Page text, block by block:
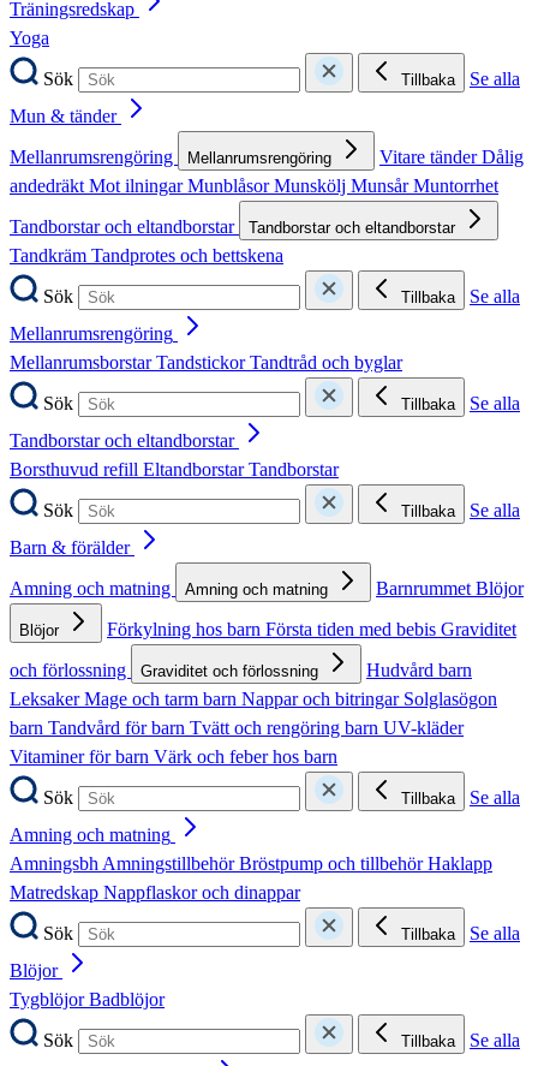
Träningsredskap
Yoga
Sök
Tillbaka
Se alla
Mun & tänder
Mellanrumsrengöring
Mellanrumsrengöring Vitare tänderDålig
andedräktMot ilningarMunblåsorMunskölj MunsårMuntorrhet
Tandborstar och eltandborstar
Tandborstar och eltandborstar
Tandkräm Tandprotes och bettskena
Sök
Tillbaka
Se alla
Mellanrumsrengöring
MellanrumsborstarTandstickorTandtråd och byglar
Sök
Tillbaka
Se alla
Tandborstar och eltandborstar
Borsthuvud refill EltandborstarTandborstar
Sök
Tillbaka
Se alla
Barn & förälder
Amning och matning
Amning och matning BarnrummetBlöjor
Blöjor Förkylning hos barn Första tiden med bebis Graviditet
och förlossning
Graviditet och förlossning
Hudvård barn
LeksakerMage och tarm barn Nappar och bitringar Solglasögon
barn Tandvård för barn Tvätt och rengöring barn UV-kläder
Vitaminer för barn Värk och feber hos barn
Sök
Tillbaka
Se alla
Amning och matning
AmningsbhAmningstillbehörBröstpump och tillbehörHaklapp
Matredskap Nappflaskor och dinappar
Sök
Tillbaka
Se alla
Blöjor
TygblöjorBadblöjor
Sök
Tillbaka
Se alla